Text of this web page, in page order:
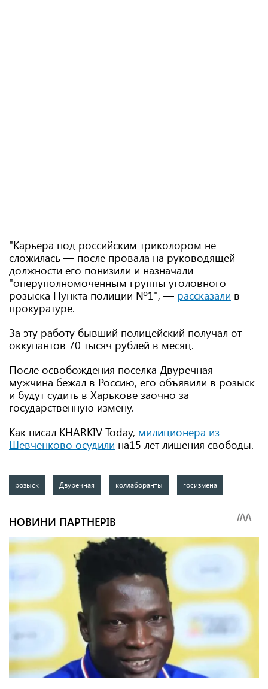
"Карьера под российским триколором не
сложилась — после провала на руководящей
должности его понизили и назначали
"оперуполномоченным группы уголовного
розыска Пункта полиции №1", — рассказали в
прокуратуре.
За эту работу бывший полицейский получал от
оккупантов 70 тысяч рублей в месяц.
После освобождения поселка Двуречная
мужчина бежал в Россию, его объявили в розыск
и будут судить в Харькове заочно за
государственную измену.
Как писал KHARKIV Today, милиционера из
Шевченково осудили на15 лет лишения свободы.
розыск Двуречная коллаборанты госизмена